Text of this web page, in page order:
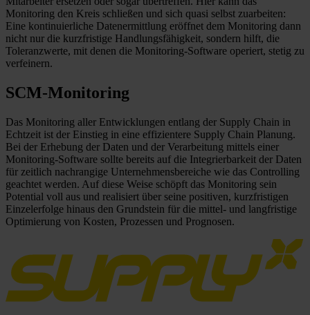
Monitoring den Kreis schließen und sich quasi selbst zuarbeiten:
Eine kontinuierliche Datenermittlung eröffnet dem Monitoring dann
nicht nur die kurzfristige Handlungsfähigkeit, sondern hilft, die
Toleranzwerte, mit denen die Monitoring-Software operiert, stetig zu
verfeinern.
SCM-Monitoring
Das Monitoring aller Entwicklungen entlang der Supply Chain in
Echtzeit ist der Einstieg in eine effizientere Supply Chain Planung.
Bei der Erhebung der Daten und der Verarbeitung mittels einer
Monitoring-Software sollte bereits auf die Integrierbarkeit der Daten
für zeitlich nachrangige Unternehmensbereiche wie das Controlling
geachtet werden. Auf diese Weise schöpft das Monitoring sein
Potential voll aus und realisiert über seine positiven, kurzfristigen
Einzelerfolge hinaus den Grundstein für die mittel- und langfristige
Optimierung von Kosten, Prozessen und Prognosen.